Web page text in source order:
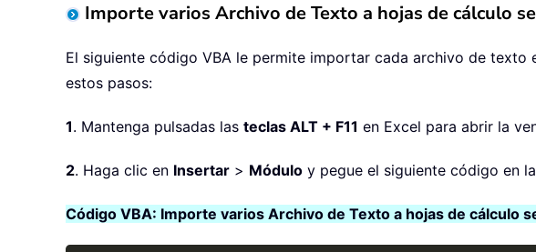
Importe varios Archivo de Texto a hojas de cálculo
El siguiente código VBA le permite importar cada archivo de
estos pasos:
1. Mantenga pulsadas las teclas ALT + F11 en Excel para abrir la
2. Haga clic en Insertar > Módulo y pegue el siguiente código en
Código VBA: Importe varios Archivo de Texto a hojas de cálculo